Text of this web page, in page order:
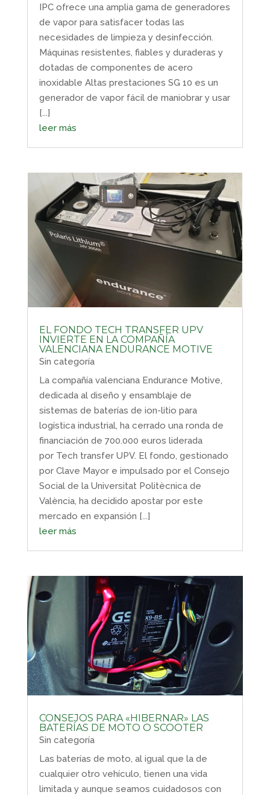
IPC ofrece una amplia gama de generadores
de vapor para satisfacer todas las
necesidades de limpieza y desinfección.
Máquinas resistentes, fiables y duraderas y
dotadas de componentes de acero
inoxidable Altas prestaciones SG 10 es un
generador de vapor fácil de maniobrar y usar
[...]
leer más
EL FONDO TECH TRANSFER UPV
INVIERTE EN LA COMPAÑÍA
VALENCIANA ENDURANCE MOTIVE
Sin categoría
La compañía valenciana Endurance Motive,
dedicada al diseño y ensamblaje de
sistemas de baterías de ion-litio para
logística industrial, ha cerrado una ronda de
financiación de 700.000 euros liderada
por Tech transfer UPV. El fondo, gestionado
por Clave Mayor e impulsado por el Consejo
Social de la Universitat Politècnica de
València, ha decidido apostar por este
mercado en expansión [...]
leer más
CONSEJOS PARA «HIBERNAR» LAS
BATERÍAS DE MOTO O SCOOTER
Sin categoría
Las baterías de moto, al igual que la de
cualquier otro vehículo, tienen una vida
limitada y aunque seamos cuidadosos con